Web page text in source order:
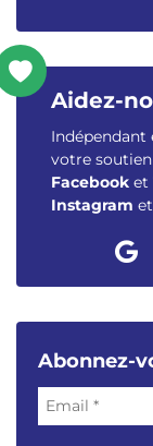
Aidez-
Indépendant
votre soutien
Facebook et
Instagram et
Abonnez-